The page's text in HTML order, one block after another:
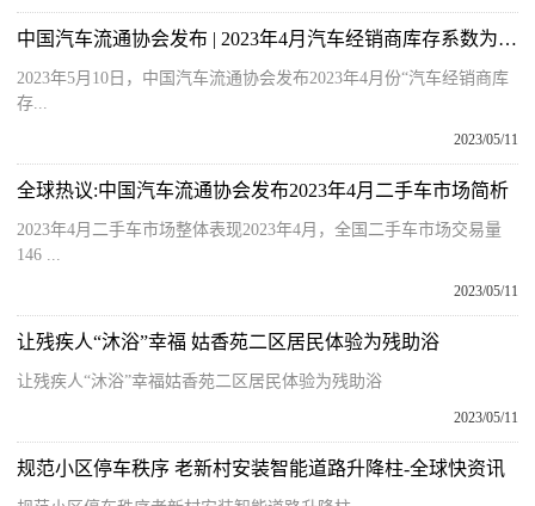
中国汽车流通协会发布 | 2023年4月汽车经销商库存系数为1.51
2023年5月10日，中国汽车流通协会发布2023年4月份“汽车经销商库
存...
2023/05/11
全球热议:中国汽车流通协会发布2023年4月二手车市场简析
2023年4月二手车市场整体表现2023年4月，全国二手车市场交易量
146 ...
2023/05/11
让残疾人“沐浴”幸福 姑香苑二区居民体验为残助浴
让残疾人“沐浴”幸福姑香苑二区居民体验为残助浴
2023/05/11
规范小区停车秩序 老新村安装智能道路升降柱-全球快资讯